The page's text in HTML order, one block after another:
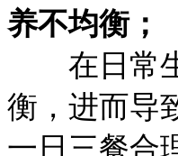
养不均衡；
在日常生
衡，进而导
一日三餐合